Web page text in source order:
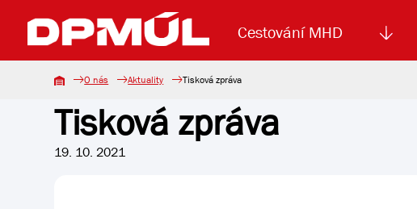
Cestování MHD
Uzavření mostu Dr. E. Beneše
Lanová dráha Reklama
Základní údaje Aktuality
O nás Aktuality Tisková zpráva
Tisková zpráva
19. 10. 2021